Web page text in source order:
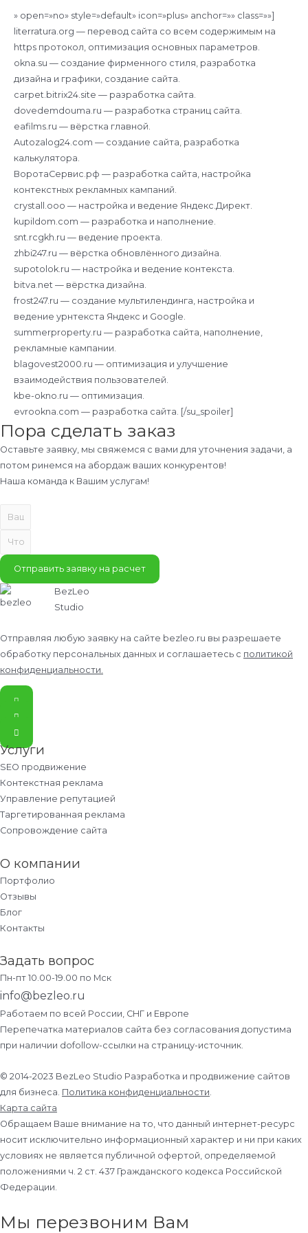
» open=»no» style=»default» icon=»plus» anchor=»» class=»»]
literratura.org — перевод сайта со всем содержимым на
https протокол, оптимизация основных параметров.
okna.su — создание фирменного стиля, разработка
дизайна и графики, создание сайта.
carpet.bitrix24.site — разработка сайта.
dovedemdouma.ru — разработка страниц сайта.
eafilms.ru — вёрстка главной.
Autozalog24.com — создание сайта, разработка
калькулятора.
ВоротаСервис.рф — разработка сайта, настройка
контекстных рекламных кампаний.
crystall.ooo — настройка и ведение Яндекс.Директ.
kupildom.com — разработка и наполнение.
snt.rcgkh.ru — ведение проекта.
zhbi247.ru — вёрстка обновлённого дизайна.
supotolok.ru — настройка и ведение контекста.
bitva.net — вёрстка дизайна.
frost247.ru — создание мультилендинга, настройка и
ведение урнтекста Яндекс и Google.
summerproperty.ru — разработка сайта, наполнение,
рекламные кампании.
blagovest2000.ru — оптимизация и улучшение
взаимодействия пользователей.
kbe-okno.ru — оптимизация.
evrookna.com — разработка сайта. [/su_spoiler]
Пора сделать заказ
Оставьте заявку, мы свяжемся с вами для уточнения задачи, а
потом ринемся на абордаж ваших конкурентов!
Наша команда к Вашим услугам!
Отправить заявку на расчет
BezLeo
Studio
Отправляя любую заявку на сайте bezleo.ru вы разрешаете
обработку персональных данных и соглашаетесь с политикой
конфиденциальности.
Услуги
SEO продвижение
Контекстная реклама
Управление репутацией
Таргетированная реклама
Сопровождение сайта
О компании
Портфолио
Отзывы
Блог
Контакты
Задать вопрос
Пн-пт 10.00-19.00 по Мск
info@bezleo.ru
Работаем по всей России, СНГ и Европе
Перепечатка материалов сайта без согласования допустима
при наличии dofollow-ссылки на страницу-источник.
© 2014-2023 BezLeo Studio Разработка и продвижение сайтов
для бизнеса. Политика конфиденциальности.
Карта сайта
Обращаем Ваше внимание на то, что данный интернет-ресурс
носит исключительно информационный характер и ни при каких
условиях не является публичной офертой, определяемой
положениями ч. 2 ст. 437 Гражданского кодекса Российской
Федерации.
Мы перезвоним Вам